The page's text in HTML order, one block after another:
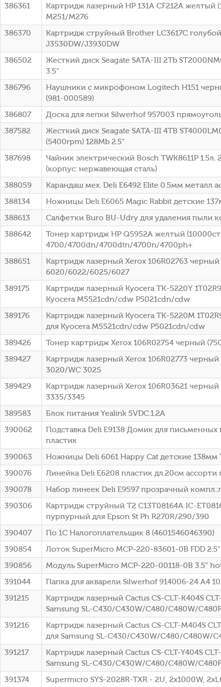
386361
Картридж лазерный HP 131A CF212A желтый
M251/M276
386370
Картридж струйный Brother LC3617C
J3530DW/J3930DW
386502
Жесткий диск Seagate SATA-III 2Tb
3.5"
386796
Наушники с микрофоном Logitech H151
(981-000589)
386807
Доска для лепки Silwerhof 957003
387582
Жесткий диск Seagate SATA-III 4TB
(5400rpm) 128Mb 2.5"
387698
Чайник электрический Bosch TWK8611P
(корпус: нержавеющая сталь)
388059
Карандаш мех. Deli E6492 Elite 0.5мм металл
388134
Ножницы Deli E6065 Magic Rabbit детские
388613
Салфетки Buro BU-Udry для удаления пыли
388642
Тонер картридж HP Q5952A желтый
4700/4700dn/4700dtn/4700n/4700ph+
388651
Картридж лазерный Xerox 106R02763 черный
6020/6022/6025/6027
389175
Картридж лазерный Kyocera TK-5220Y
Kyocera M5521cdn/cdw P5021cdn/cdw
389176
Картридж лазерный Kyocera TK-5220M
для Kyocera M5521cdn/cdw P5021cdn/cdw
389426
Тонер картридж Xerox 106R02754 черный
389427
Картридж лазерный Xerox 106R02773 черный
3020/WC 3025
389429
Картридж лазерный Xerox 106R03621 черный
3335/3345
389583
Блок питания Yealink 5VDC.1.2A
390062
Подставка Deli E9138 Домик для
пластик
390063
Ножницы Deli 6061 Happy Cat детские 138мм
390076
Линейка Deli E6208 пластик дл.20см ассорти
390078
Набор линеек Deli E9597 прозрачный
390306
Картридж струйный T2 C13T08164A IC-
пурпурный для Epson St Ph R270R/290/390
390407
По 1С Налогоплательщик 8 (4601546046390)
390854
Лоток SuperMicro MCP-220-83601-0B FDD
390856
Модуль SuperMicro MCP-220-00118-0B 3.5"
391044
Папка для акварели Silwerhof 914006-24 A4
391215
Картридж лазерный Cactus CS-CLT-K404S
Samsung SL-C430/C430W/C480/C480W/
391216
Картридж лазерный Cactus CS-CLT-M404S
для Samsung SL-C430/C430W/C480/C480W/
391217
Картридж лазерный Cactus CS-CLT-Y404S
Samsung SL-C430/C430W/C480/C480W/
391374
Supermicro SYS-2028R-TXR - 2U, 2x1000W,